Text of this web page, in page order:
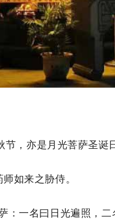
，亦是月光菩萨圣诞日
如来之胁侍。
：一名曰日光遍照，